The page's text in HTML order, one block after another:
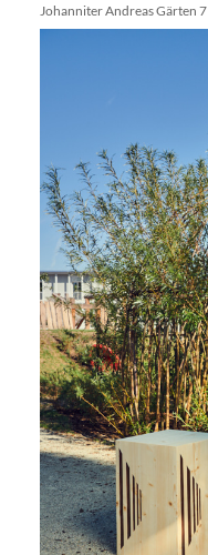
Johanniter Andreas Gärten 7